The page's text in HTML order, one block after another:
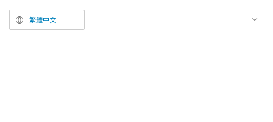
子。此外，也附上YouTube連結通
知了最新消息，包含自7月2日起
繁體中文